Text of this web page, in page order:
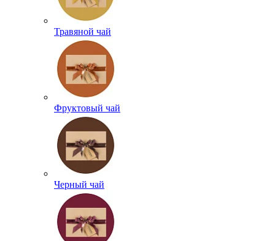
Травяной чай
Фруктовый чай
Черный чай